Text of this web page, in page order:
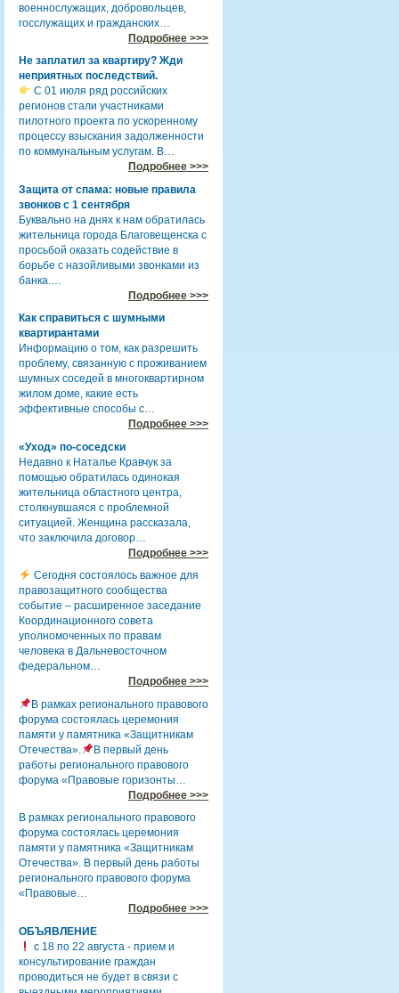
военнослужащих, добровольцев,
госслужащих и гражданских…
Подробнее >>>
Не заплатил за квартиру? Жди
неприятных последствий.
С 01 июля ряд российских
регионов стали участниками
пилотного проекта по ускоренному
процессу взыскания задолженности
по коммунальным услугам. В…
Подробнее >>>
Защита от спама: новые правила
звонков с 1 сентября
Буквально на днях к нам обратилась
жительница города Благовещенска с
просьбой оказать содействие в
борьбе с назойливыми звонками из
банка.…
Подробнее >>>
Как справиться с шумными
квартирантами
Информацию о том, как разрешить
проблему, связанную с проживанием
шумных соседей в многоквартирном
жилом доме, какие есть
эффективные способы с…
Подробнее >>>
«Уход» по-соседски
Недавно к Наталье Кравчук за
помощью обратилась одинокая
жительница областного центра,
столкнувшаяся с проблемной
ситуацией. Женщина рассказала,
что заключила договор…
Подробнее >>>
Сегодня состоялось важное для
правозащитного сообщества
событие – расширенное заседание
Координационного совета
уполномоченных по правам
человека в Дальневосточном
федеральном…
Подробнее >>>
В рамках регионального правового
форума состоялась церемония
памяти у памятника «Защитникам
Отечества».
В первый день
работы регионального правового
форума «Правовые горизонты…
Подробнее >>>
В рамках регионального правового
форума состоялась церемония
памяти у памятника «Защитникам
Отечества». В первый день работы
регионального правового форума
«Правовые…
Подробнее >>>
ОБЪЯВЛЕНИЕ
с 18 по 22 августа - прием и
консультирование граждан
проводиться не будет в связи с